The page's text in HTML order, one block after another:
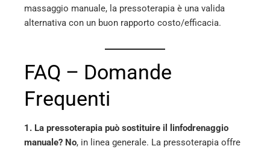
massaggio manuale, la pressoterapia è una valida
alternativa con un buon rapporto costo/efficacia.
FAQ – Domande
Frequenti
1. La pressoterapia può sostituire il linfodrenaggio
manuale? No, in linea generale. La pressoterapia offre